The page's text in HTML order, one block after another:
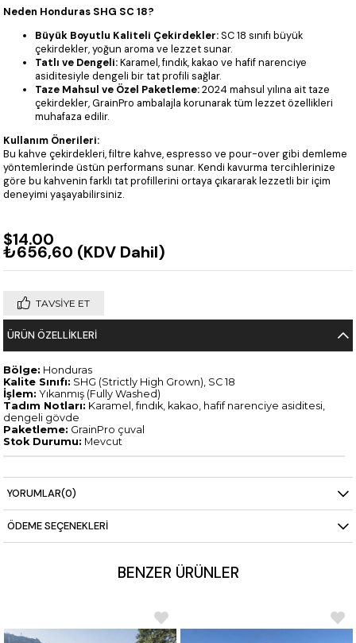
Neden Honduras SHG SC 18?
Büyük Boyutlu Kaliteli Çekirdekler:SC 18 sınıfı büyük
çekirdekler, yoğun aroma ve lezzet sunar.
Tatlı ve Dengeli:Karamel, fındık, kakao ve hafif narenciye
asiditesiyle dengeli bir tat profili sağlar.
Taze Mahsul ve Özel Paketleme:2024 mahsul yılına ait taze
çekirdekler, GrainPro ambalajla korunarak tüm lezzet özellikleri
muhafaza edilir.
Kullanım Önerileri:
Bu kahve çekirdekleri, filtre kahve, espresso ve pour-over gibi demleme
yöntemlerinde üstün performans sunar. Kendi kavurma tercihlerinize
göre bu kahvenin farklı tat profillerini ortaya çıkararak lezzetli bir içim
deneyimi yaşayabilirsiniz.
$14.00
₺656,60 (KDV Dahil)
TAVSIYE ET
ÜRÜN ÖZELLIKLERI
Bölge: Honduras
Kalite Sınıfı: SHG (Strictly High Grown), SC 18
İşlem: Yıkanmış (Fully Washed)
Tadım Notları: Karamel, fındık, kakao, hafif narenciye asiditesi,
dengeli gövde
Paketleme: GrainPro çuval
Stok Durumu: Mevcut
YORUMLAR(0)
ÖDEME SEÇENEKLERI
BENZER ÜRÜNLER